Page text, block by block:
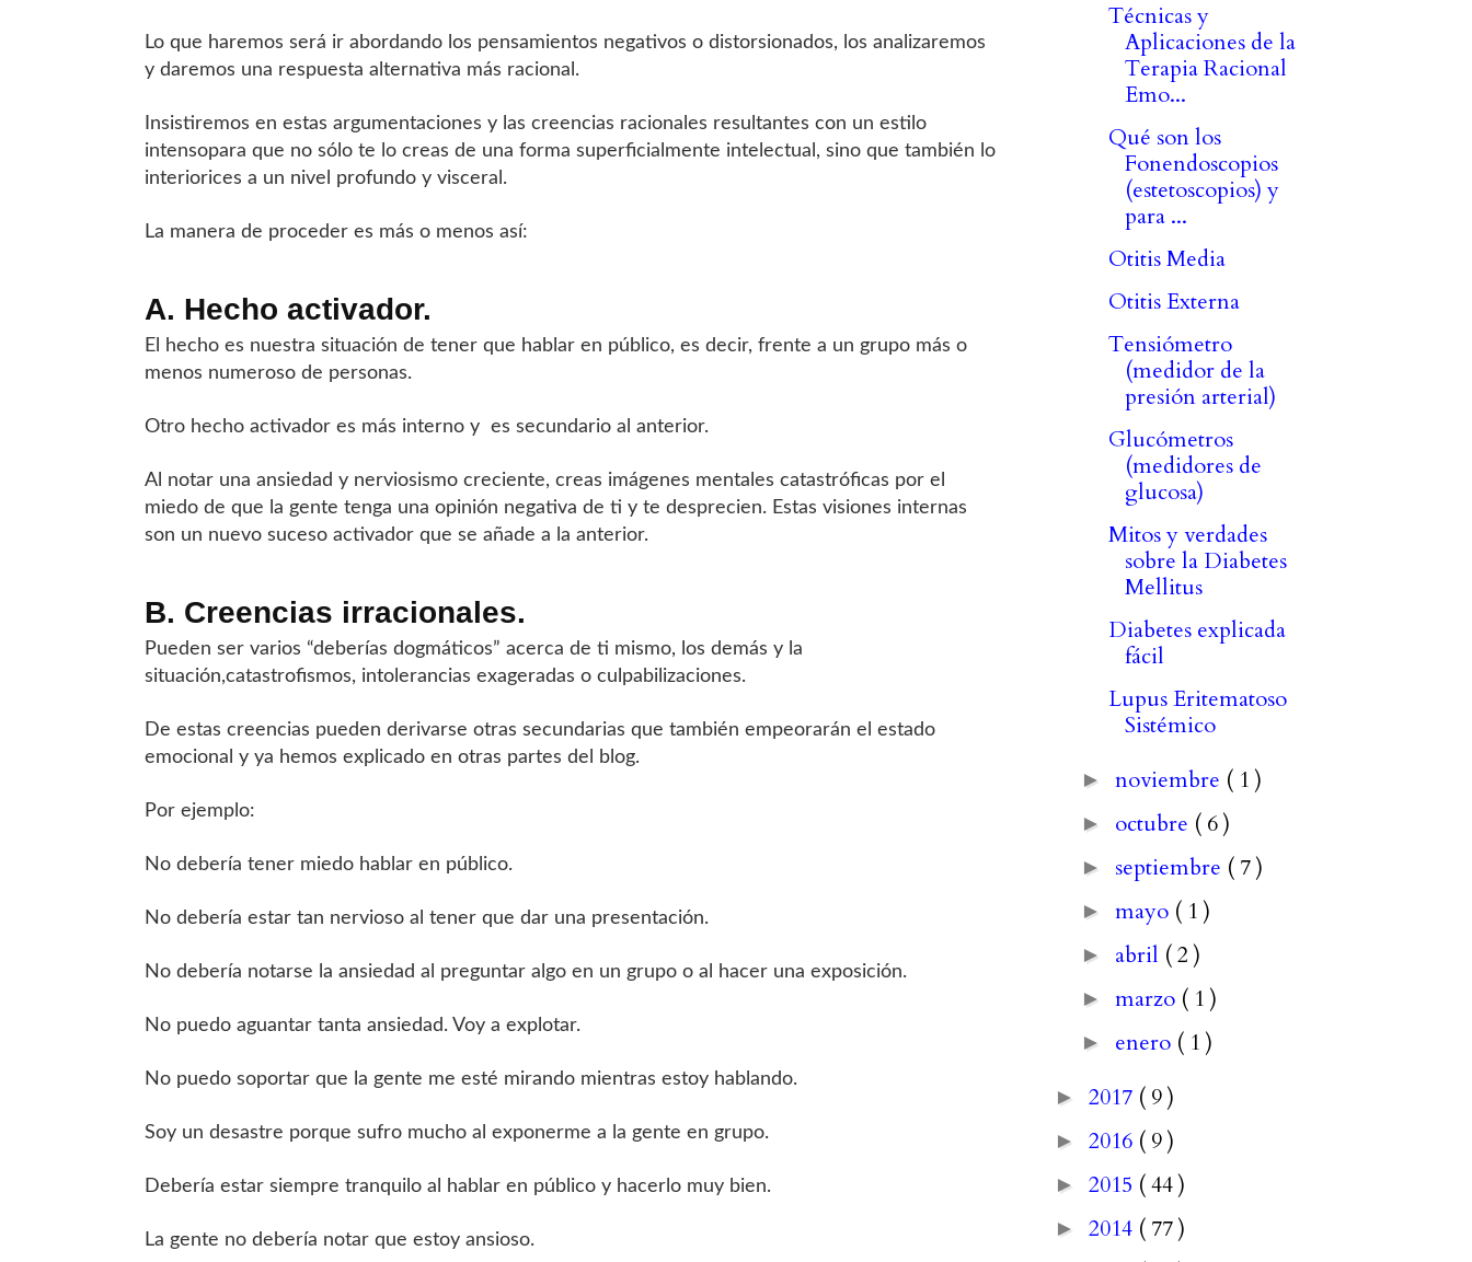
Lo que haremos será ir abordando los pensamientos negativos o distorsionados, los analizaremos
y daremos una respuesta alternativa más racional.
Insistiremos en estas argumentaciones y las creencias racionales resultantes con un estilo
intensopara que no sólo te lo creas de una forma superficialmente intelectual, sino que también lo
interiorices a un nivel profundo y visceral.
La manera de proceder es más o menos así:
A. Hecho activador.
El hecho es nuestra situación de tener que hablar en público, es decir, frente a un grupo más o
menos numeroso de personas.
Otro hecho activador es más interno y es secundario al anterior.
Al notar una ansiedad y nerviosismo creciente, creas imágenes mentales catastróficas por el
miedo de que la gente tenga una opinión negativa de ti y te desprecien. Estas visiones internas
son un nuevo suceso activador que se añade a la anterior.
B. Creencias irracionales.
Pueden ser varios “deberías dogmáticos” acerca de ti mismo, los demás y la
situación,catastrofismos, intolerancias exageradas o culpabilizaciones.
De estas creencias pueden derivarse otras secundarias que también empeorarán el estado
emocional y ya hemos explicado en otras partes del blog.
Por ejemplo:
No debería tener miedo hablar en público.
No debería estar tan nervioso al tener que dar una presentación.
No debería notarse la ansiedad al preguntar algo en un grupo o al hacer una exposición.
No puedo aguantar tanta ansiedad. Voy a explotar.
No puedo soportar que la gente me esté mirando mientras estoy hablando.
Soy un desastre porque sufro mucho al exponerme a la gente en grupo.
Debería estar siempre tranquilo al hablar en público y hacerlo muy bien.
La gente no debería notar que estoy ansioso.
Técnicas y
Aplicaciones de la
Terapia Racional
Emo...
Qué son los
Fonendoscopios
(estetoscopios) y
para ...
Otitis Media
Otitis Externa
Tensiómetro
(medidor de la
presión arterial)
Glucómetros
(medidores de
glucosa)
Mitos y verdades
sobre la Diabetes
Mellitus
Diabetes explicada
fácil
Lupus Eritematoso
Sistémico
► noviembre ( 1 )
► octubre ( 6 )
► septiembre ( 7 )
► mayo ( 1 )
► abril ( 2 )
► marzo ( 1 )
► enero ( 1 )
► 2017 ( 9 )
► 2016 ( 9 )
► 2015 ( 44 )
► 2014 ( 77 )